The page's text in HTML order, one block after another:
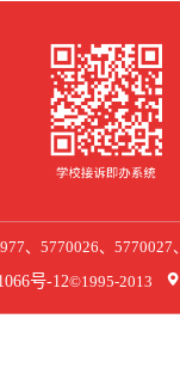
、5770026、
号-12©1995-2013